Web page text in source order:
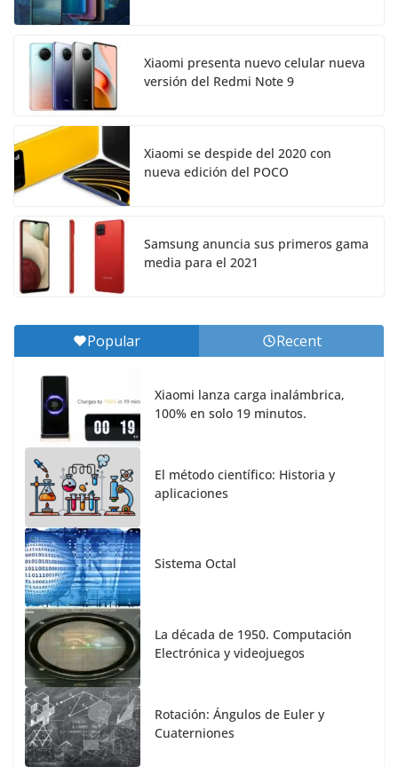
Xiaomi presenta nuevo celular nueva
versión del Redmi Note 9
Xiaomi se despide del 2020 con
nueva edición del POCO
Samsung anuncia sus primeros gama
media para el 2021
Popular Recent
Xiaomi lanza carga inalámbrica,
100% en solo 19 minutos.
El método científico: Historia y
aplicaciones
Sistema Octal
La década de 1950. Computación
Electrónica y videojuegos
Rotación: Ángulos de Euler y
Cuaterniones